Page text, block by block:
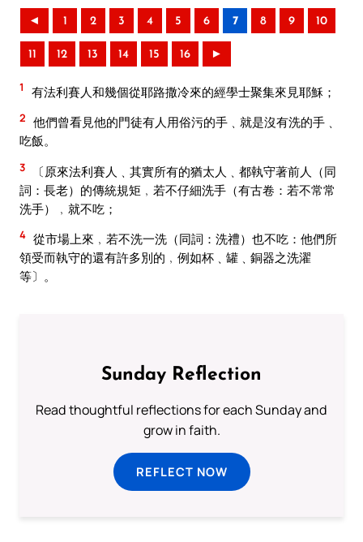
◄ 1 2 3 4 5 6 7 8 9 10
11 12 13 14 15 16 ►
1 有法利賽人和幾個從耶路撒冷來的經學士聚集來見耶穌；
2 他們曾看見他的門徒有人用俗污的手﹑就是沒有洗的手﹑
吃飯。
3
〔原來法利賽人﹑其實所有的猶太人﹑都執守著前人（同
詞：長老）的傳統規矩﹐若不仔細洗手（有古卷：若不常常
洗手）﹐就不吃；
4 從市場上來﹐若不洗一洗（同詞：洗禮）也不吃：他們所
領受而執守的還有許多別的﹐例如杯﹑罐﹑銅器之洗濯
等〕。
Sunday Reflection
Read thoughtful reflections for each Sunday and
grow in faith.
REFLECT NOW